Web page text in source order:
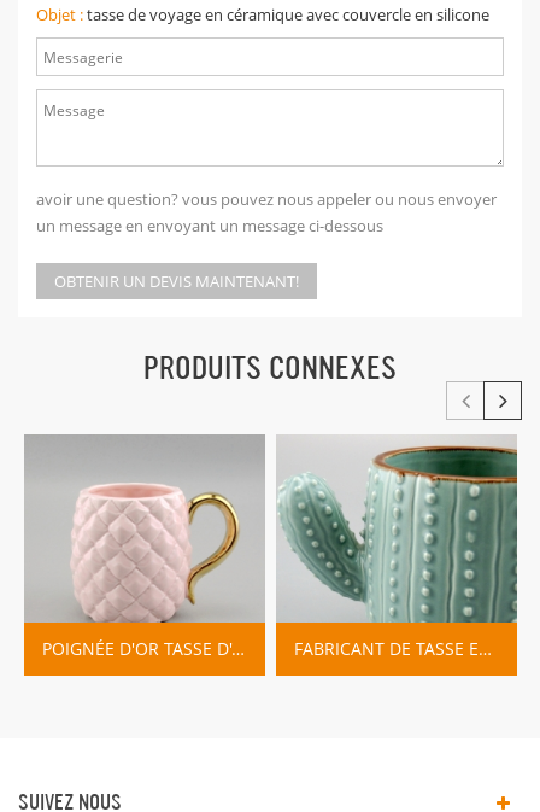
Objet :tasse de voyage en céramique avec couvercle en silicone
avoir une question? vous pouvez nous appeler ou nous envoyer
un message en envoyant un message ci-dessous
OBTENIR UN DEVIS MAINTENANT!
PRODUITS CONNEXES
POIGNÉE D'OR TASSE D'ANANAS EN CÉRAMIQUE FABRICANT DE TASSE EN CÉRAMIQUE DE CACTUS VERT
SUIVEZ NOUS